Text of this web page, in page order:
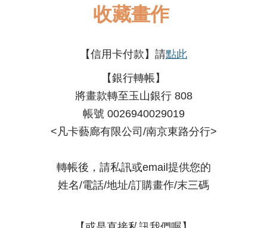
收藏畫作
【信用卡付款】請點此
【銀行轉帳】
將畫款轉至玉山銀行 808
帳號 0026940029019
<凡卡藝廊有限公司/南京東路分行>
轉帳後，請私訊或email提供您的
姓名/電話/地址/訂購畫作/末三碼